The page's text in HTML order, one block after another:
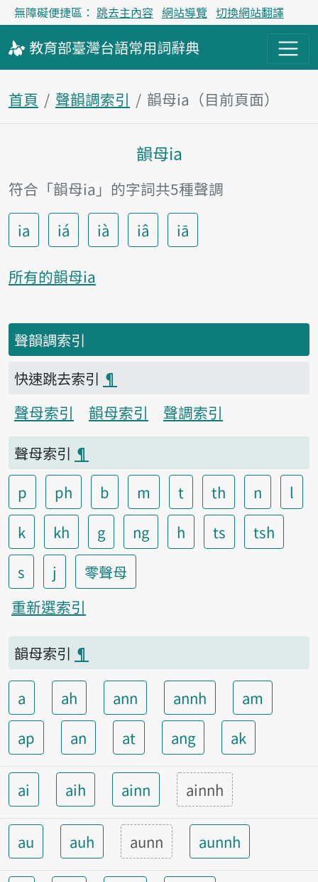
無障礙便捷區： 跳去主內容 網站導覽 切換網站翻譯
教育部臺灣台語常用詞辭典
首頁 聲韻調索引 韻母ia（目前頁面）
主內容區塊
韻母ia
符合「韻母ia」的字詞共5種聲調
ia
iá ià iâ iā
所有的韻母ia
聲韻調索引
快速跳去索引 ¶
聲母索引
韻母索引
聲調索引
聲母索引 ¶
p
ph b m t th n
l
k
kh g ng h ts
tsh
s
j
零聲母
重新選索引
韻母索引 ¶
a ah ann annh
am
ap
an at ang ak
ai aih ainn ainnh
au auh aunn aunnh